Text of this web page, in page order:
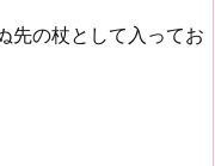
先の杖として入ってお